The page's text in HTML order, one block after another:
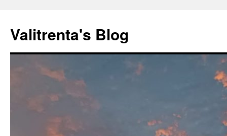
contenido
Valitrenta's Blog